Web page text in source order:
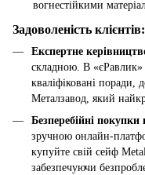
вогнестійкими
Задоволеність
Експертне
складною. В
кваліфіковані
Металзавод, який
Безперебійні покупки
зручною онлайн-
купуйте свій сейф
забезпечуючи